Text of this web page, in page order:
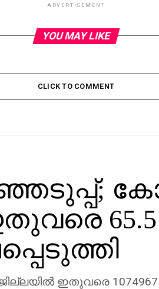
ADVERTISEMENT
YOU MAY LIKE
CLICK TO COMMENT
65.5
ഇതുവരെ 1074967